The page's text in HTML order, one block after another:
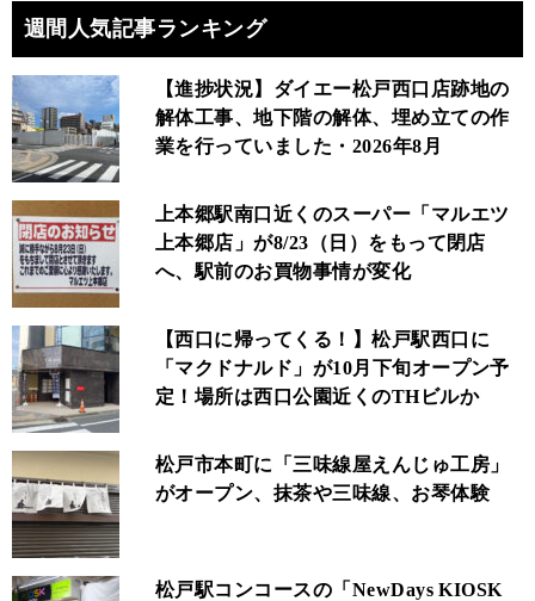
週間人気記事ランキング
【進捗状況】ダイエー松戸西口店跡地の
解体工事、地下階の解体、埋め立ての作
業を行っていました・2026年8月
上本郷駅南口近くのスーパー「マルエツ
上本郷店」が8/23（日）をもって閉店
へ、駅前のお買物事情が変化
【西口に帰ってくる！】松戸駅西口に
「マクドナルド」が10月下旬オープン予
定！場所は西口公園近くのTHビルか
松戸市本町に「三味線屋えんじゅ工房」
がオープン、抹茶や三味線、お琴体験
松戸駅コンコースの「NewDays KIOSK